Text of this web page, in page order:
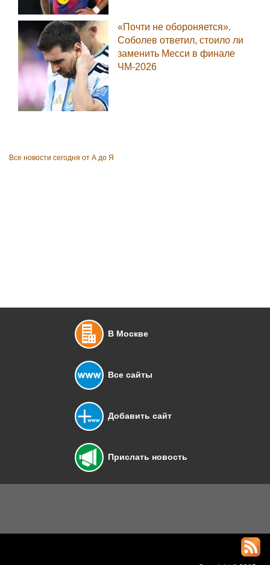
«Почти не обороняется».
Соболев ответил, стоило ли
заменить Месси в финале
ЧМ-2026
Все новости сегодня от А до Я
В Москве
Все сайты
Добавить сайт
Прислать новость